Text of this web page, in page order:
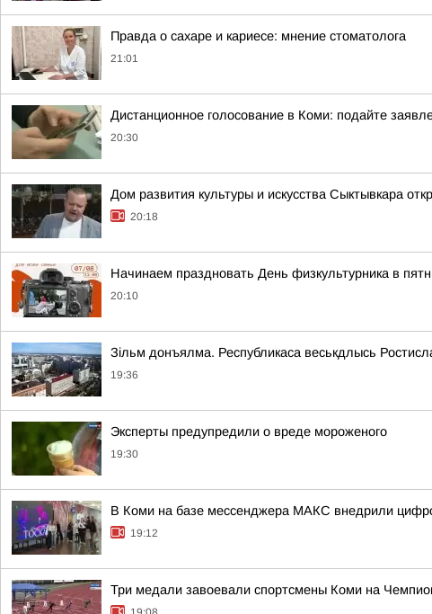
Правда о сахаре и кариесе: мнение стоматолога
21:01
Дистанционное голосование в Коми: подайте
20:30
Дом развития культуры и искусства Сыктывкара
20:18
Начинаем праздновать День физкультурника в
20:10
Зільм донъялма. Республикаса веськдлысь
19:36
Эксперты предупредили о вреде мороженого
19:30
В Коми на базе мессенджера МАКС внедрили
19:12
Три медали завоевали спортсмены Коми на